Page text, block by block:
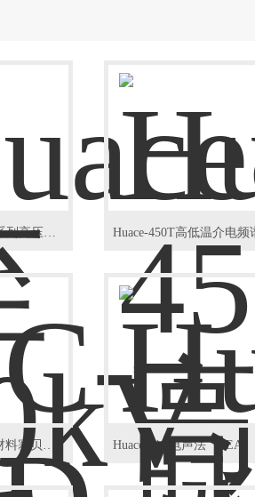
Huace8kV至30kV系列高压直流模块电源
HC-RD-1100热电材料塞贝克系数电阻测试仪